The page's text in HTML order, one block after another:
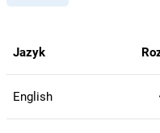
Jazyk
English